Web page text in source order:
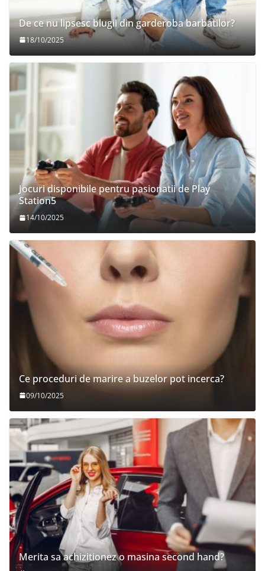
De ce nu lipsesc blugii din garderoba barbatilor?
18/10/2025
Jocuri disponibile pentru pasionatii de Play
Station5
14/10/2025
Ce proceduri de marire a buzelor pot incerca?
09/10/2025
Merita sa achizitionez o masina second hand?